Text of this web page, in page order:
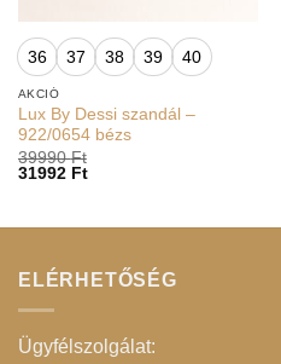
36 37 38 39 40
AKCIÓ
Lux By Dessi szandál –
922/0654 bézs
39990Ft
31992 Ft
ELÉRHETŐSÉG
Ügyfélszolgálat: